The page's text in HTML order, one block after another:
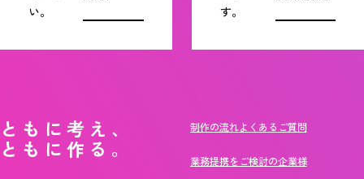
い。
す。
ともに考え、
ともに作る。
制作の流れよくあるご質問
業務提携をご検討の企業様